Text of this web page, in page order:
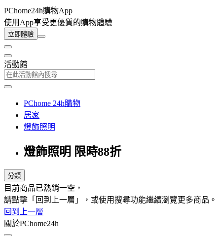
PChome24h購物App
使用App享受更優質的購物體驗
立即體驗
活動館
PChome 24h購物
居家
燈飾照明
燈飾照明 限時88折
分類
目前商品已熱銷一空，
請點擊「回到上一層」，或使用搜尋功能繼續瀏覽更多商品。
回到上一層
關於PChome24h